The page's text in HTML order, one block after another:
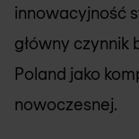
innowacyjność
główny czynnik
Poland jako
nowoczesnej.